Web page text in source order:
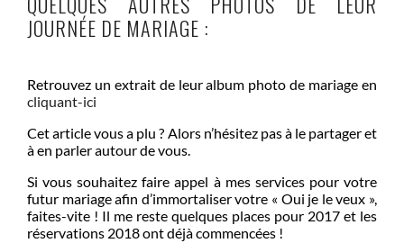
JOURNÉE DE MARIAGE :
Retrouvez un extrait de leur album photo de mariage en
cliquant-ici
Cet article vous a plu ? Alors n’hésitez pas à le partager et
à en parler autour de vous.
Si vous souhaitez faire appel à mes services pour votre
futur mariage afin d’immortaliser votre « Oui je le veux »,
faites-vite ! Il me reste quelques places pour 2017 et les
réservations 2018 ont déjà commencées !